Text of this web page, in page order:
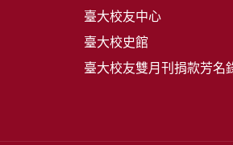
臺大校友中心
臺大校史館
臺大校友雙月刊捐款芳名